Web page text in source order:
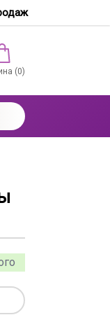
(0)